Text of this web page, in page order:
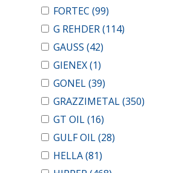
FORTEC (99)
G REHDER(114)
GAUSS (42)
GIENEX(1)
GONEL(39)
GRAZZIMETAL(350)
GT OIL(16)
GULF OIL(28)
HELLA(81)